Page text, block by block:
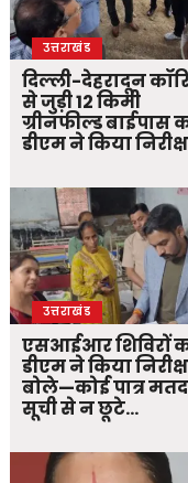
उत्तराखंड
दिल्ली-देहरादून
से जुड़ी 12 किमी
ग्रीनफील्ड बाईपास
डीएम ने किया
उत्तराखंड
एसआईआर शिविरों
डीएम ने किया
बोले—कोई पात्र
सूची से न छूटे…